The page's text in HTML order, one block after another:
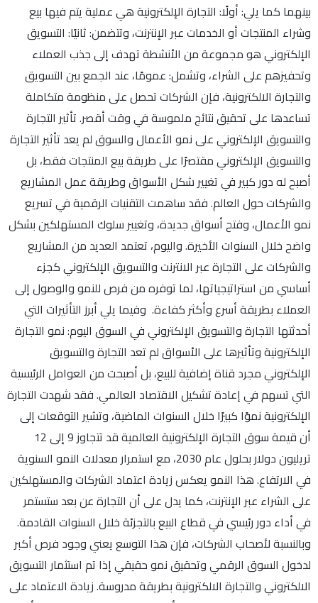
بينهما كما يلي: أولًا: التجارة الإلكترونية هي عملية يتم فيها بيع
وشراء المنتجات أو الخدمات عبر الإنترنت، وتتضمن: ثانيًا: التسويق
الإلكتروني هو مجموعة من الأنشطة تهدف إلى جذب العملاء
وتحفيزهم على الشراء، وتشمل: عمومًا، عند الجمع بين التسويق
والتجارة الالكترونية، فإن الشركات تحصل على منظومة متكاملة
تساعدها على تحقيق نتائج ملموسة في وقت أقصر. تأثير التجارة
والتسويق الإلكتروني على نمو الأعمال والسوق لم يعد تأثير التجارة
والتسويق الإلكتروني مقتصرًا على طريقة بيع المنتجات فقط، بل
أصبح له دور كبير في تغيير شكل الأسواق وطريقة عمل المشاريع
والشركات حول العالم. فقد ساهمت التقنيات الرقمية في تسريع
نمو الأعمال، وفتح أسواق جديدة، وتغيير سلوك المستهلكين بشكل
واضح خلال السنوات الأخيرة. واليوم، تعتمد العديد من المشاريع
والشركات على التجارة عبر الانترنت والتسويق الإلكتروني كجزء
أساسي من استراتيجياتها، لما توفره من فرص للنمو والوصول إلى
العملاء بطريقة أسرع وأكثر كفاءة. وفيما يلي أبرز التأثيرات التي
أحدثتها التجارة والتسويق الإلكتروني في السوق اليوم: نمو التجارة
الإلكترونية وتأثيرها على الأسواق لم تعد التجارة والتسويق
الإلكتروني مجرد قناة إضافية للبيع، بل أصبحت من العوامل الرئيسية
التي تسهم في إعادة تشكيل الاقتصاد العالمي. فقد شهدت التجارة
الإلكترونية نموًا كبيرًا خلال السنوات الماضية، وتشير التوقعات إلى
أن قيمة سوق التجارة الإلكترونية العالمية قد تتجاوز 9 إلى 12
تريليون دولار بحلول عام 2030، مع استمرار معدلات النمو السنوية
في الارتفاع. هذا النمو يعكس زيادة اعتماد الشركات والمستهلكين
على الشراء عبر الإنترنت، كما يدل على أن التجارة عن بعد ستستمر
في أداء دور رئيسي في قطاع البيع بالتجزئة خلال السنوات القادمة.
وبالنسبة لأصحاب الشركات، فإن هذا التوسع يعني وجود فرص أكبر
لدخول السوق الرقمي وتحقيق نمو حقيقي إذا تم استثمار التسويق
الالكتروني والتجارة الالكترونية بطريقة مدروسة. زيادة الاعتماد على